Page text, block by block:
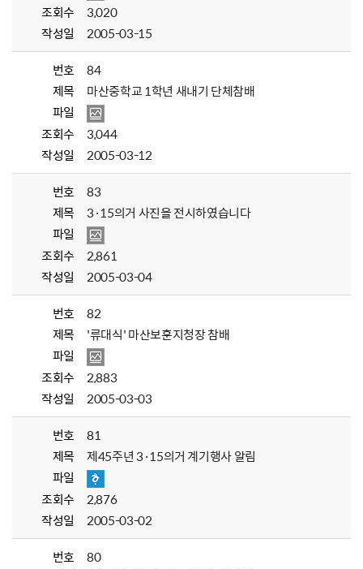
조회수
3,020
작성일
2005-03-15
번호
84
제목
마산중학교 1학년 새내기 단체참배
파일
조회수
3,044
작성일
2005-03-12
번호
83
제목
3·15의거 사진을 전시하였습니다
파일
조회수
2,861
작성일
2005-03-04
번호
82
제목
'류대식' 마산보훈지청장 참배
파일
조회수
2,883
작성일
2005-03-03
번호
81
제목
제45주년 3·15의거 계기행사 알림
파일
조회수
2,876
작성일
2005-03-02
번호
80